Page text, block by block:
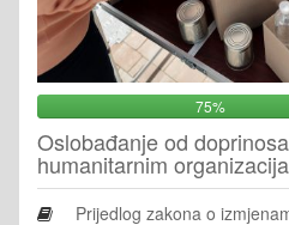
75%
Oslobađanje od
humanitarnim
Prijedlog zakona o